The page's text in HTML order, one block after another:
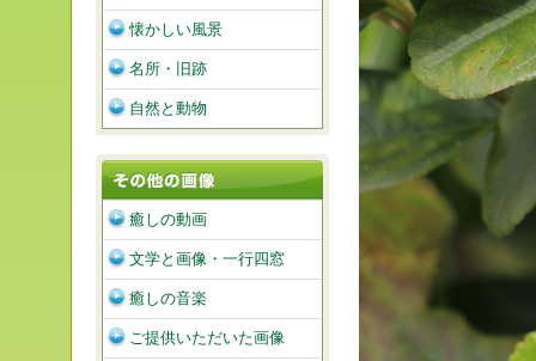
懐かしい風景
名所・旧跡
自然と動物
癒しの動画
文学と画像・一行四窓
癒しの音楽
ご提供いただいた画像